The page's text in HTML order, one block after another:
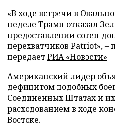
«В ходе встречи в
неделе Трамп отказал
предоставлении сотен
перехватчиков Patriot», –
передаетРИА «Новости»
Американский лидер
дефицитом подобных
Соединенных Штатах и
расходованием в ходе
Востоке.